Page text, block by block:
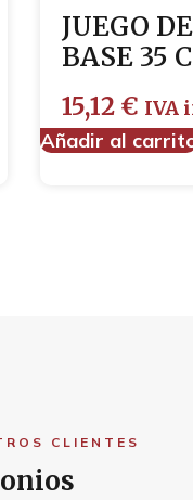
JUEGO
BASE 35
15,12 € IVA
Añadir al
CLIENTES